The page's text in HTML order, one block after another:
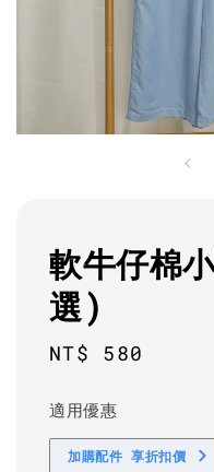
軟牛仔棉
選)
Regular
NT$ 580
適用優惠
加購配件 享折扣價